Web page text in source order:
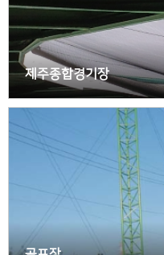
제주종합경기장